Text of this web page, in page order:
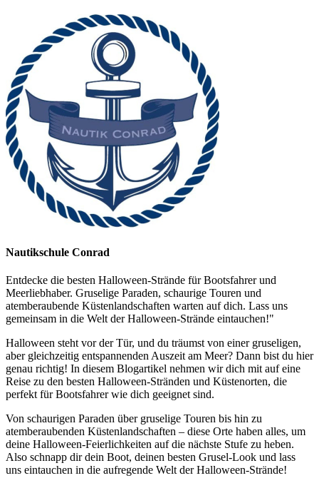
Nautikschule Conrad
Entdecke die besten Halloween-Strände für Bootsfahrer und
Meerliebhaber. Gruselige Paraden, schaurige Touren und
atemberaubende Küstenlandschaften warten auf dich. Lass uns
gemeinsam in die Welt der Halloween-Strände eintauchen!"
Halloween steht vor der Tür, und du träumst von einer gruseligen,
aber gleichzeitig entspannenden Auszeit am Meer? Dann bist du hier
genau richtig! In diesem Blogartikel nehmen wir dich mit auf eine
Reise zu den besten Halloween-Stränden und Küstenorten, die
perfekt für Bootsfahrer wie dich geeignet sind.
Von schaurigen Paraden über gruselige Touren bis hin zu
atemberaubenden Küstenlandschaften – diese Orte haben alles, um
deine Halloween-Feierlichkeiten auf die nächste Stufe zu heben.
Also schnapp dir dein Boot, deinen besten Grusel-Look und lass
uns eintauchen in die aufregende Welt der Halloween-Strände!